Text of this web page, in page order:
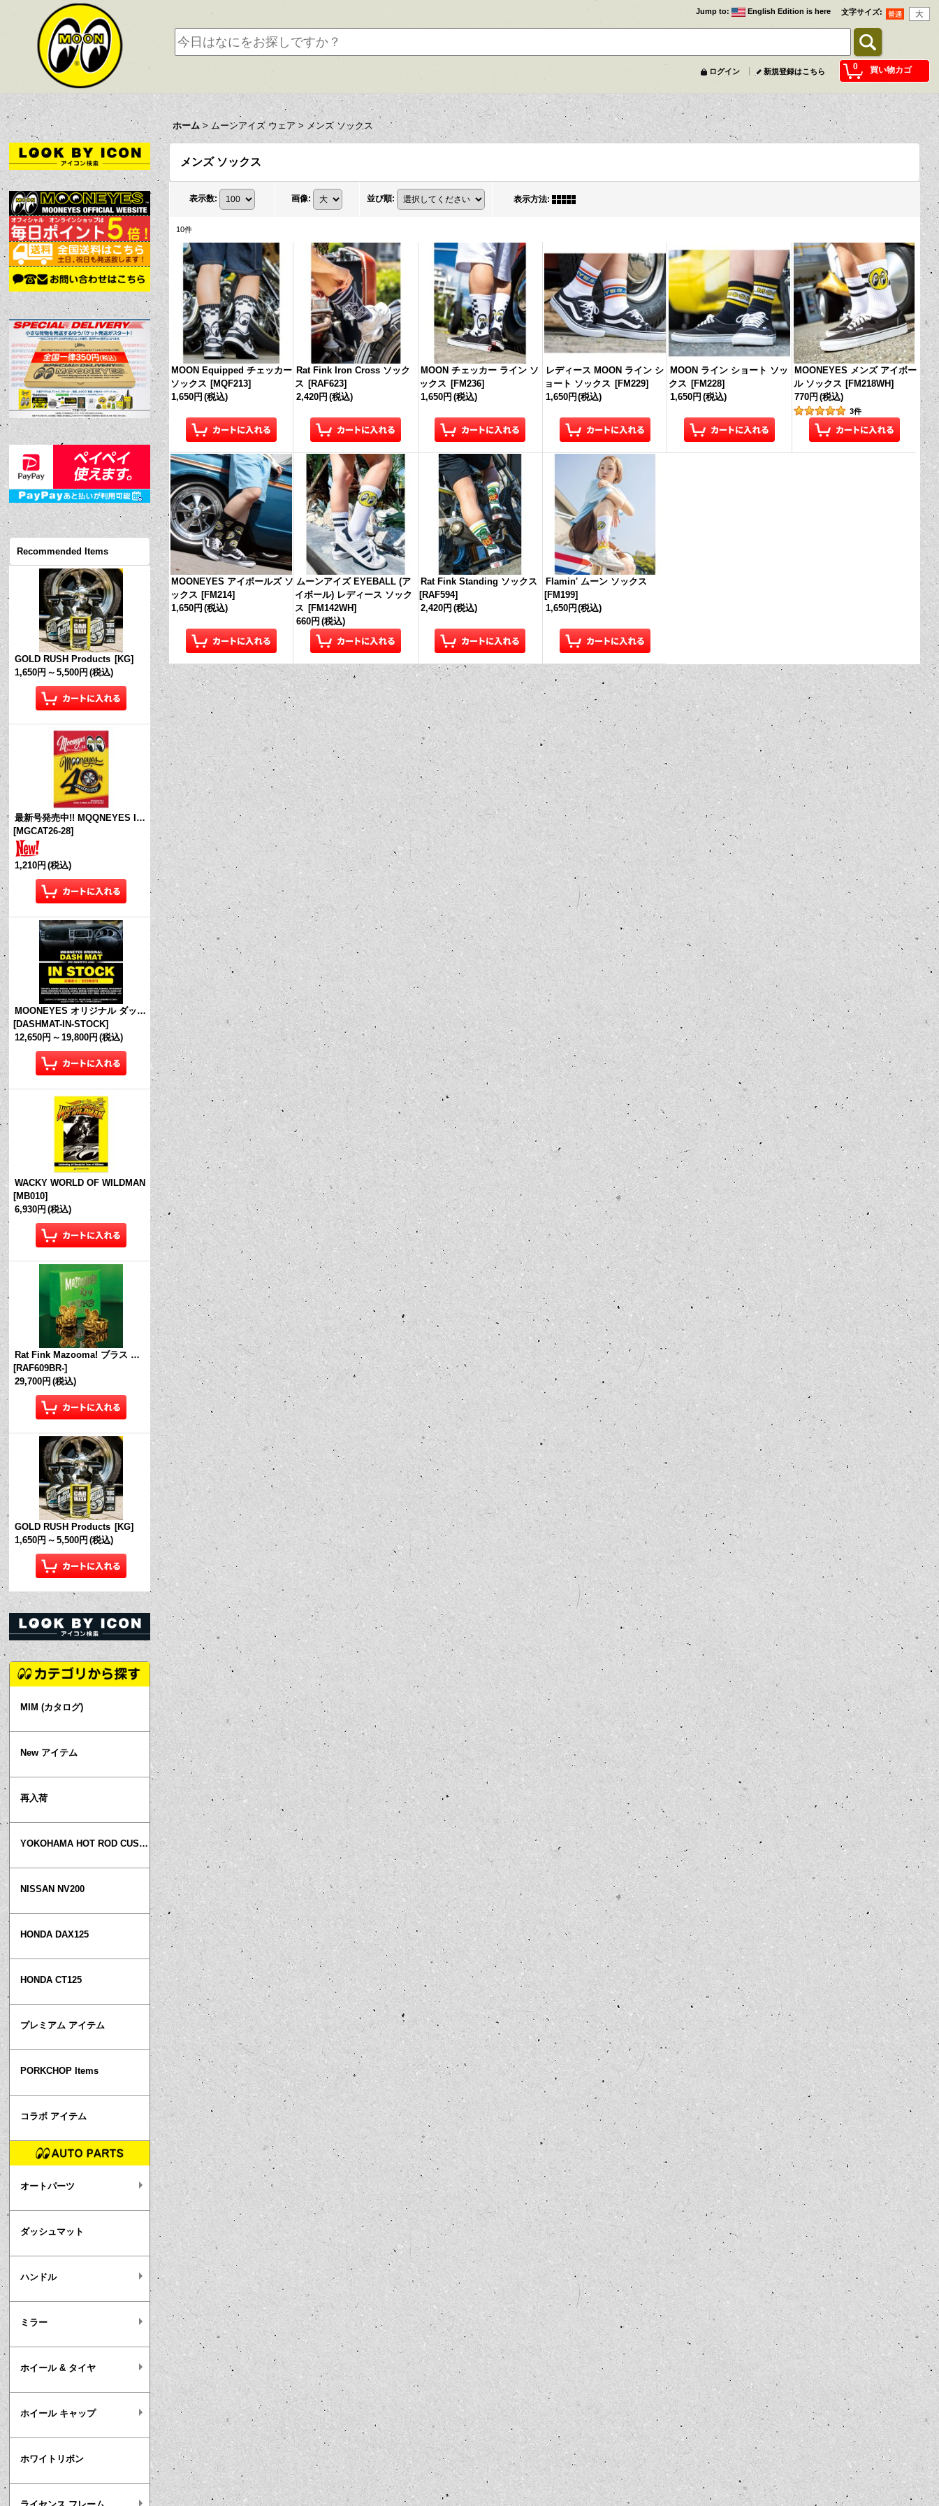
文字サイズ:
Jump to: English Edition is here
0 買い物カゴ
ログイン 新規登録はこちら
ホーム > ムーンアイズ ウェア > メンズ ソックス
Recommended Items
GOLD RUSH Products [KG]
1,650円 ～ 5,500円 (税込)
最新号発売中!! MQQNEYES International Magazine No.28 2026
[MGCAT26-28]
1,210円 (税込)
MOONEYES オリジナル ダッシュマット (in Stock!)
[DASHMAT-IN-STOCK]
12,650円 ～ 19,800円 (税込)
WACKY WORLD OF WILDMAN
[MB010]
6,930円 (税込)
Rat Fink Mazooma! ブラス リング
[RAF609BR-]
29,700円 (税込)
GOLD RUSH Products [KG]
1,650円 ～ 5,500円 (税込)
MIM (カタログ)
New アイテム
再入荷
YOKOHAMA HOT ROD CUSTOM SHOW
NISSAN NV200
HONDA DAX125
HONDA CT125
プレミアム アイテム
PORKCHOP Items
コラボ アイテム
オートパーツ
ダッシュマット
ハンドル
ミラー
ホイール & タイヤ
ホイール キャップ
ホワイトリボン
メンズ ソックス
表示数: 画像: 並び順: 表示方法:
10件
MOON Equipped チェッカー
ソックス [MQF213]
1,650円 (税込)
Rat Fink Iron Cross ソック
ス [RAF623]
2,420円 (税込)
MOON チェッカー ライン ソ
ックス [FM236]
1,650円 (税込)
レディース MOON ライン シ
ョート ソックス [FM229]
1,650円 (税込)
MOON ライン ショート ソッ
クス [FM228]
1,650円 (税込)
MOONEYES メンズ アイボー
ル ソックス [FM218WH]
770円 (税込)
3件
MOONEYES アイボールズ ソ
ックス [FM214]
1,650円 (税込)
ムーンアイズ EYEBALL (ア
イボール) レディース ソック
ス [FM142WH]
660円 (税込)
Rat Fink Standing ソックス
[RAF594]
2,420円 (税込)
Flamin' ムーン ソックス
[FM199]
1,650円 (税込)